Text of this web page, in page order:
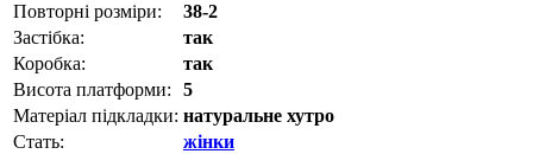
Повторні розміри:
38-2
Застібка:
так
Коробка:
так
Висота платформи:
5
Матеріал підкладки: натуральне хутро
Стать:
жінки